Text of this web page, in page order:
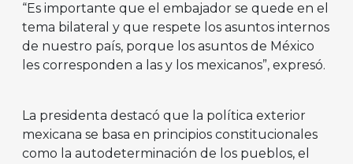
“Es importante que el embajador se quede en el
tema bilateral y que respete los asuntos internos
de nuestro país, porque los asuntos de México
les corresponden a las y los mexicanos”, expresó.
La presidenta destacó que la política exterior
mexicana se basa en principios constitucionales
como la autodeterminación de los pueblos, el